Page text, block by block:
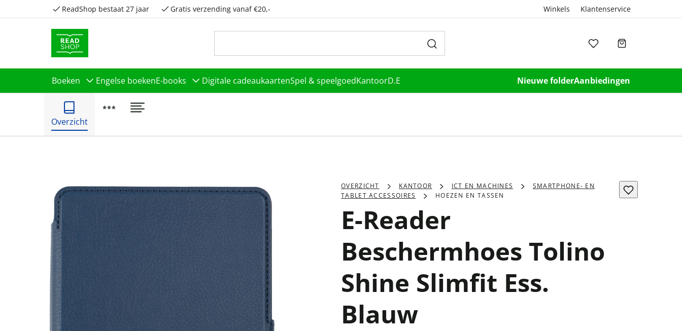
ReadShop bestaat 27 jaar Gratis verzending vanaf €20,- Winkels Klantenservice
Boeken Engelse boekenE-books Digitale cadeaukaartenSpel & speelgoedKantoorD.E Nieuwe folderAanbiedingen
Overzicht
OVERZICHT KANTOOR ICT EN MACHINES
SMARTPHONE- EN
TABLET ACCESSOIRES
HOEZEN EN TASSEN
E-Reader
Beschermhoes Tolino
Shine Slimfit Ess.
Blauw